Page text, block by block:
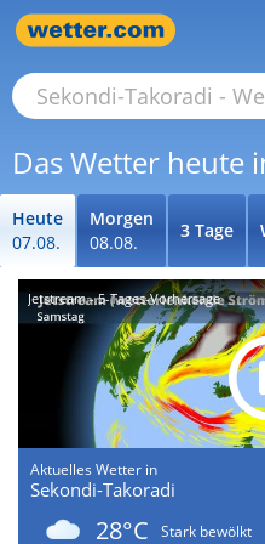
Das Wetter heute
Heute
07.08.
Morgen
08.08.
3 Tage
Jetstream - 5-Tages-Vorhersage
Aktuelles Wetter in
Sekondi-Takoradi
28°C
Stark bewölkt